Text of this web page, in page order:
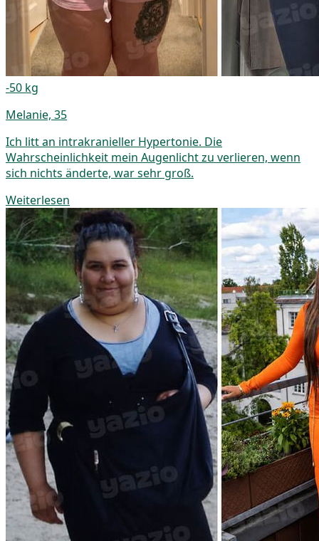
-50 kg
Melanie, 35
Ich litt an intrakranieller Hypertonie. Die
Wahrscheinlichkeit mein Augenlicht zu verlieren, wenn
sich nichts änderte, war sehr groß.
Weiterlesen